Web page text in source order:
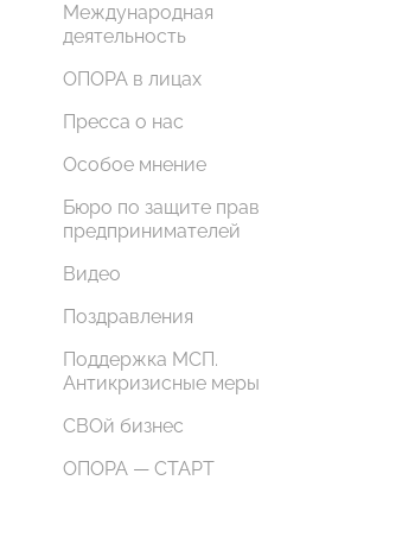
Международная
деятельность
ОПОРА в лицах
Пресса о нас
Особое мнение
Бюро по защите прав
предпринимателей
Видео
Поздравления
Поддержка МСП.
Антикризисные меры
СВОй бизнес
ОПОРА — СТАРТ